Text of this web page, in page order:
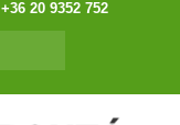
+36 20 9352 752